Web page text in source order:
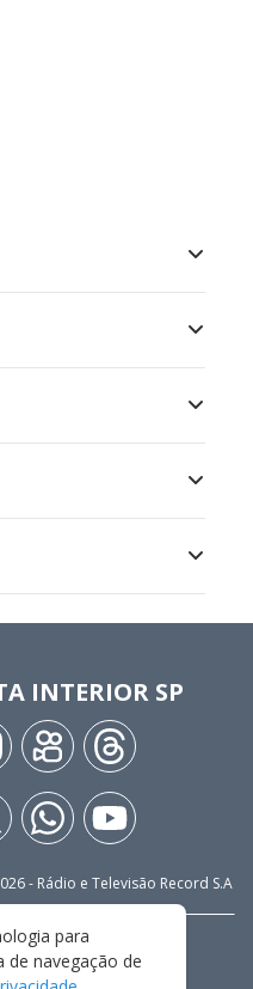
INTERIOR SP
- Rádio e Televisão Record S.A
PRIVACIDADE
DE USO
para
de navegação de